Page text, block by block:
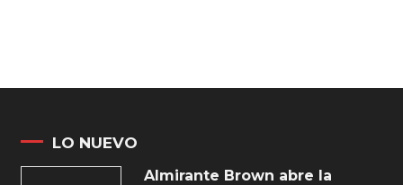
LO NUEVO
Almirante Brown abre la